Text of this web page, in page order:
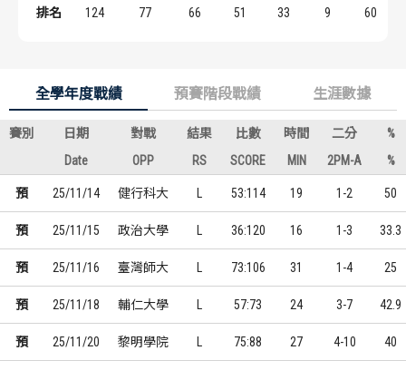
排名 124 77 66 51 33 9 60
全學年度戰績 預賽階段戰績 生涯數據
賽別 日期 對戰 結果 比數 時間 二分
%
Date
OPP RS SCORE MIN 2PM-A %
預 25/11/14 健行科大 53:114 19 1-2 50
預 25/11/15 政治大學 36:120 16 1-3 33.3
預 25/11/16 臺灣師大 73:106 31 1-4 25
預 25/11/18 輔仁大學 57:73 24 3-7 42.9
預 25/11/20 黎明學院 75:88 27 4-10 40